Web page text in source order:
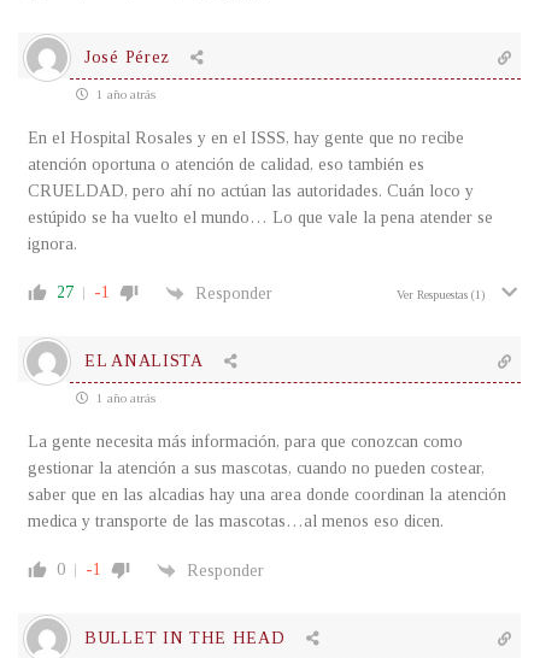
José Pérez
1 año atrás
En el Hospital Rosales y en el ISSS, hay gente que no recibe
atención oportuna o atención de calidad, eso también es
CRUELDAD, pero ahí no actúan las autoridades. Cuán loco y
estúpido se ha vuelto el mundo… Lo que vale la pena atender se
ignora.
27 -1 Responder Ver Respuestas (1)
EL ANALISTA
1 año atrás
La gente necesita más información, para que conozcan como
gestionar la atención a sus mascotas, cuando no pueden costear,
saber que en las alcadias hay una area donde coordinan la atención
medica y transporte de las mascotas…al menos eso dicen.
0 -1 Responder
BULLET IN THE HEAD